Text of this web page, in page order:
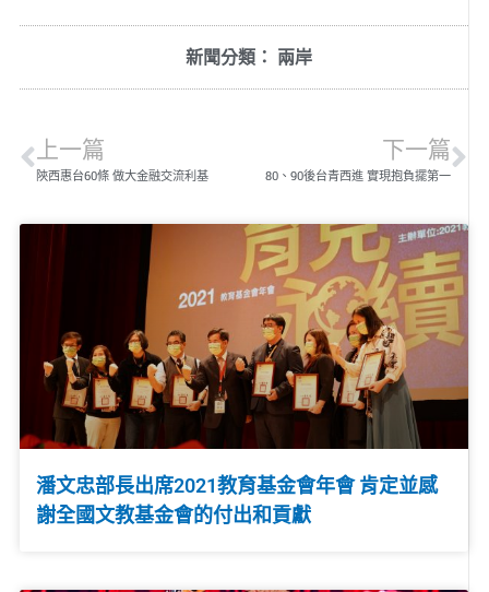
新聞分類： 兩岸
上一篇
陝西惠台60條 做大金融交流利基
下一篇
80、90後台青西進 實現抱負擺第一
潘文忠部長出席2021教育基金會年會 肯定並感
謝全國文教基金會的付出和貢獻